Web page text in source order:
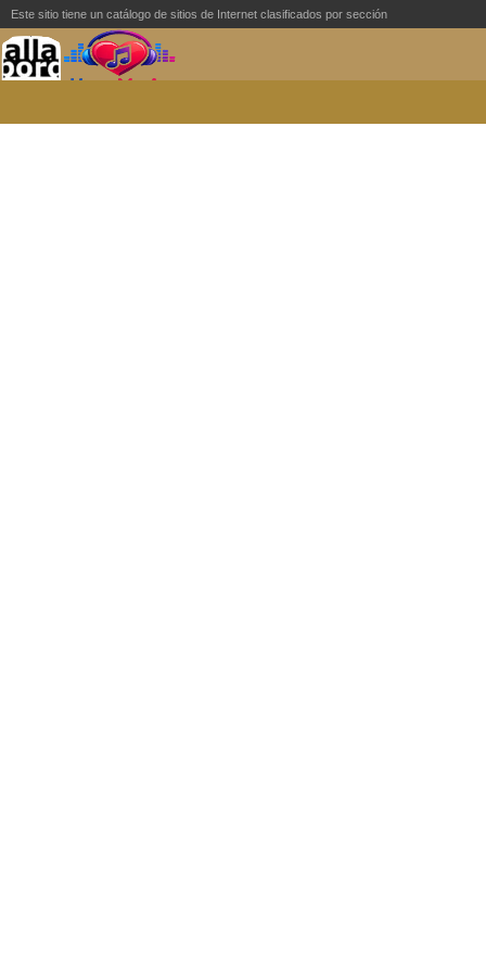
Este sitio tiene un catálogo de sitios de Internet clasificados por sección